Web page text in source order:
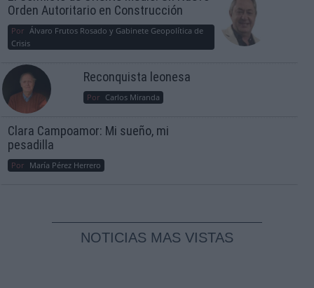
Orden Autoritario en Construcción
Por Álvaro Frutos Rosado y Gabinete Geopolítica de
Crisis
Reconquista leonesa
Por Carlos Miranda
Clara Campoamor: Mi sueño, mi
pesadilla
Por María Pérez Herrero
NOTICIAS MAS VISTAS